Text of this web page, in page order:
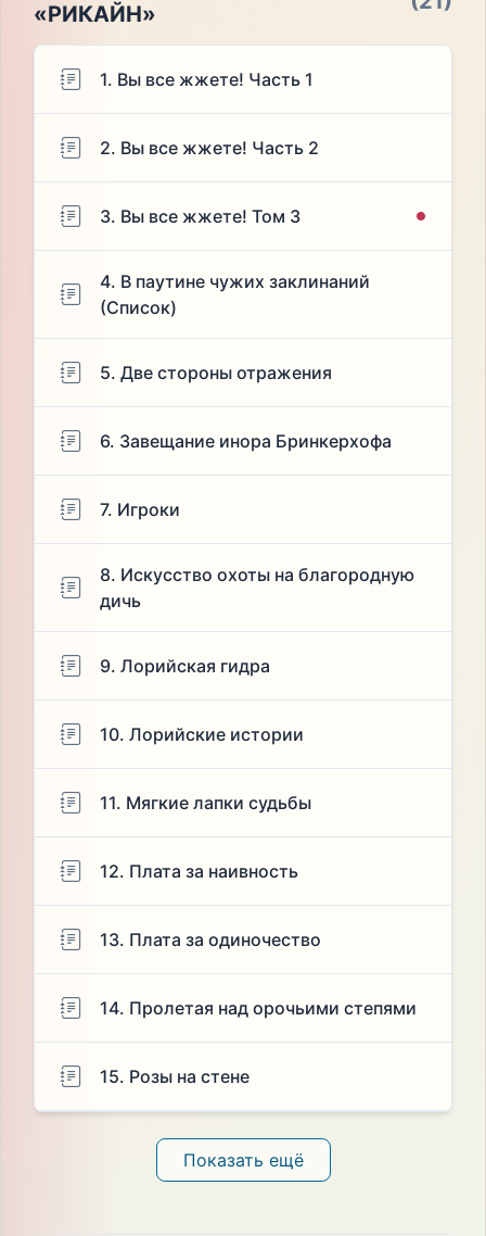
«РИКАЙН»
1. Вы все жжете! Часть 1
2. Вы все жжете! Часть 2
3. Вы все жжете! Том 3
4. В паутине чужих заклинаний
(Список)
5. Две стороны отражения
6. Завещание инора Бринкерхофа
7. Игроки
8. Искусство охоты на благородную
дичь
9. Лорийская гидра
10. Лорийские истории
11. Мягкие лапки судьбы
12. Плата за наивность
13. Плата за одиночество
14. Пролетая над орочьими степями
15. Розы на стене
Показать ещё